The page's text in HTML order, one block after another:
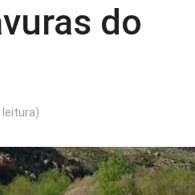
do
leitura)